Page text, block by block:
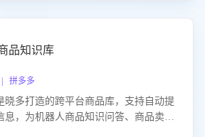
品知识库
拼多多
晓多打造的跨平台商品库，支持自动提
息，为机器人商品知识问答、商品卖点